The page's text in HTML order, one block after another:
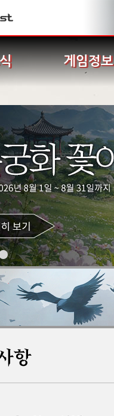
게임정보
항